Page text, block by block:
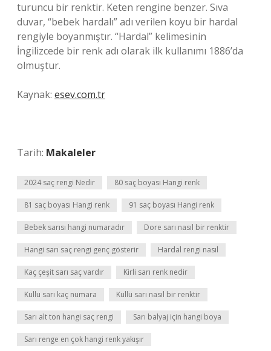
turuncu bir renktir. Keten rengine benzer. Sıva
duvar, “bebek hardalı” adı verilen koyu bir hardal
rengiyle boyanmıştır. “Hardal” kelimesinin
İngilizcede bir renk adı olarak ilk kullanımı 1886’da
olmuştur.
Kaynak: esev.com.tr
Tarih: Makaleler
2024 saç rengi Nedir 80 saç boyası Hangi renk
81 saç boyası Hangi renk 91 saç boyası Hangi renk
Bebek sarısı hangi numaradır Dore sarı nasıl bir renktir
Hangi sarı saç rengi genç gösterir Hardal rengi nasıl
Kaç çeşit sarı saç vardır Kirli sarı renk nedir
Kullu sarı kaç numara Küllü sarı nasıl bir renktir
Sarı alt ton hangi saç rengi Sarı balyaj için hangi boya
Sarı renge en çok hangi renk yakışır